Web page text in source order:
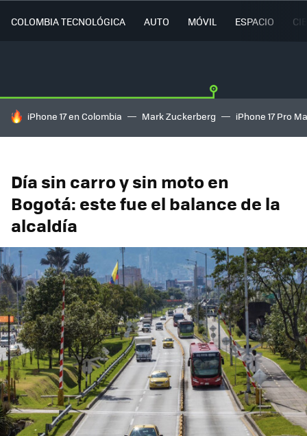
COLOMBIA TECNOLÓGICA AUTO MÓVIL ESPACIO
HOY SE HABLA DE
iPhone 17 en Colombia Mark Zuckerberg iPhone 17 Pro
Día sin carro y sin moto en
Bogotá: este fue el balance de la
alcaldía